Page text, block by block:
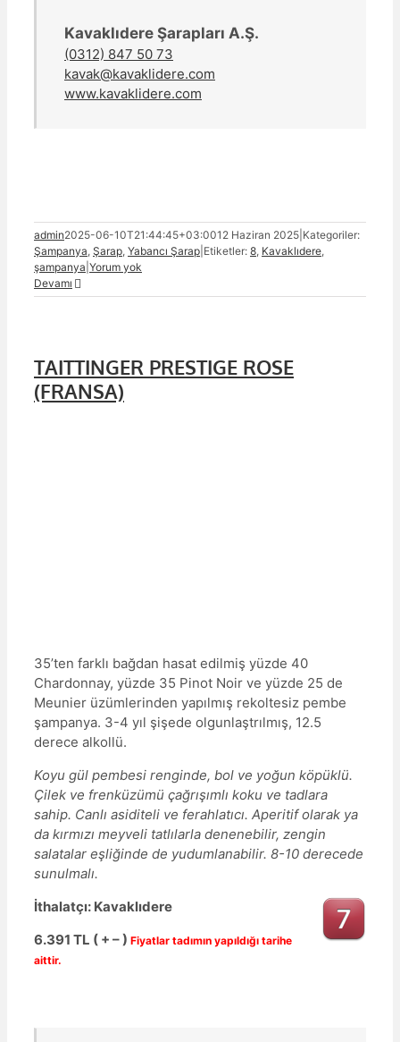
Kavaklıdere Şarapları A.Ş.
(0312) 847 50 73
kavak@kavaklidere.com
www.kavaklidere.com
admin2025-06-10T21:44:45+03:0012 Haziran 2025 Kategoriler:
Şampanya, Şarap, Yabancı Şarap Etiketler: 8, Kavaklıdere,
şampanya Yorum yok
Devamı
TAITTINGER PRESTIGE ROSE
(FRANSA)
35’ten farklı bağdan hasat edilmiş yüzde 40
Chardonnay, yüzde 35 Pinot Noir ve yüzde 25 de
Meunier üzümlerinden yapılmış rekoltesiz pembe
şampanya. 3-4 yıl şişede olgunlaştrılmış, 12.5
derece alkollü.
Koyu gül pembesi renginde, bol ve yoğun köpüklü.
Çilek ve frenküzümü çağrışımlı koku ve tadlara
sahip. Canlı asiditeli ve ferahlatıcı. Aperitif olarak ya
da kırmızı meyveli tatlılarla denenebilir, zengin
salatalar eşliğinde de yudumlanabilir. 8-10 derecede
sunulmalı.
İthalatçı: Kavaklıdere
6.391 TL ( + – ) Fiyatlar tadımın yapıldığı tarihe
aittir.